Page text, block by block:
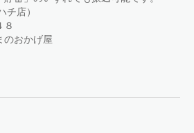
チ店）
８
のおかげ屋